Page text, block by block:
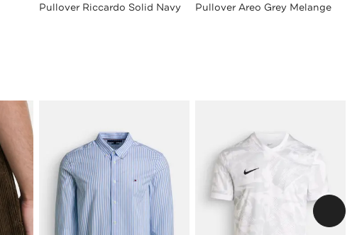
Pullover Riccardo Solid Navy Pullover Areo Grey Melange